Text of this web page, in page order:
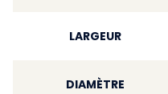
LARGEUR
DIAMÈTRE